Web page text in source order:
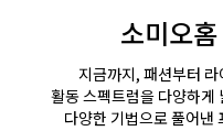
소미오
지금까지, 패션부터
활동 스펙트럼을 다양하게
다양한 기법으로 풀어낸